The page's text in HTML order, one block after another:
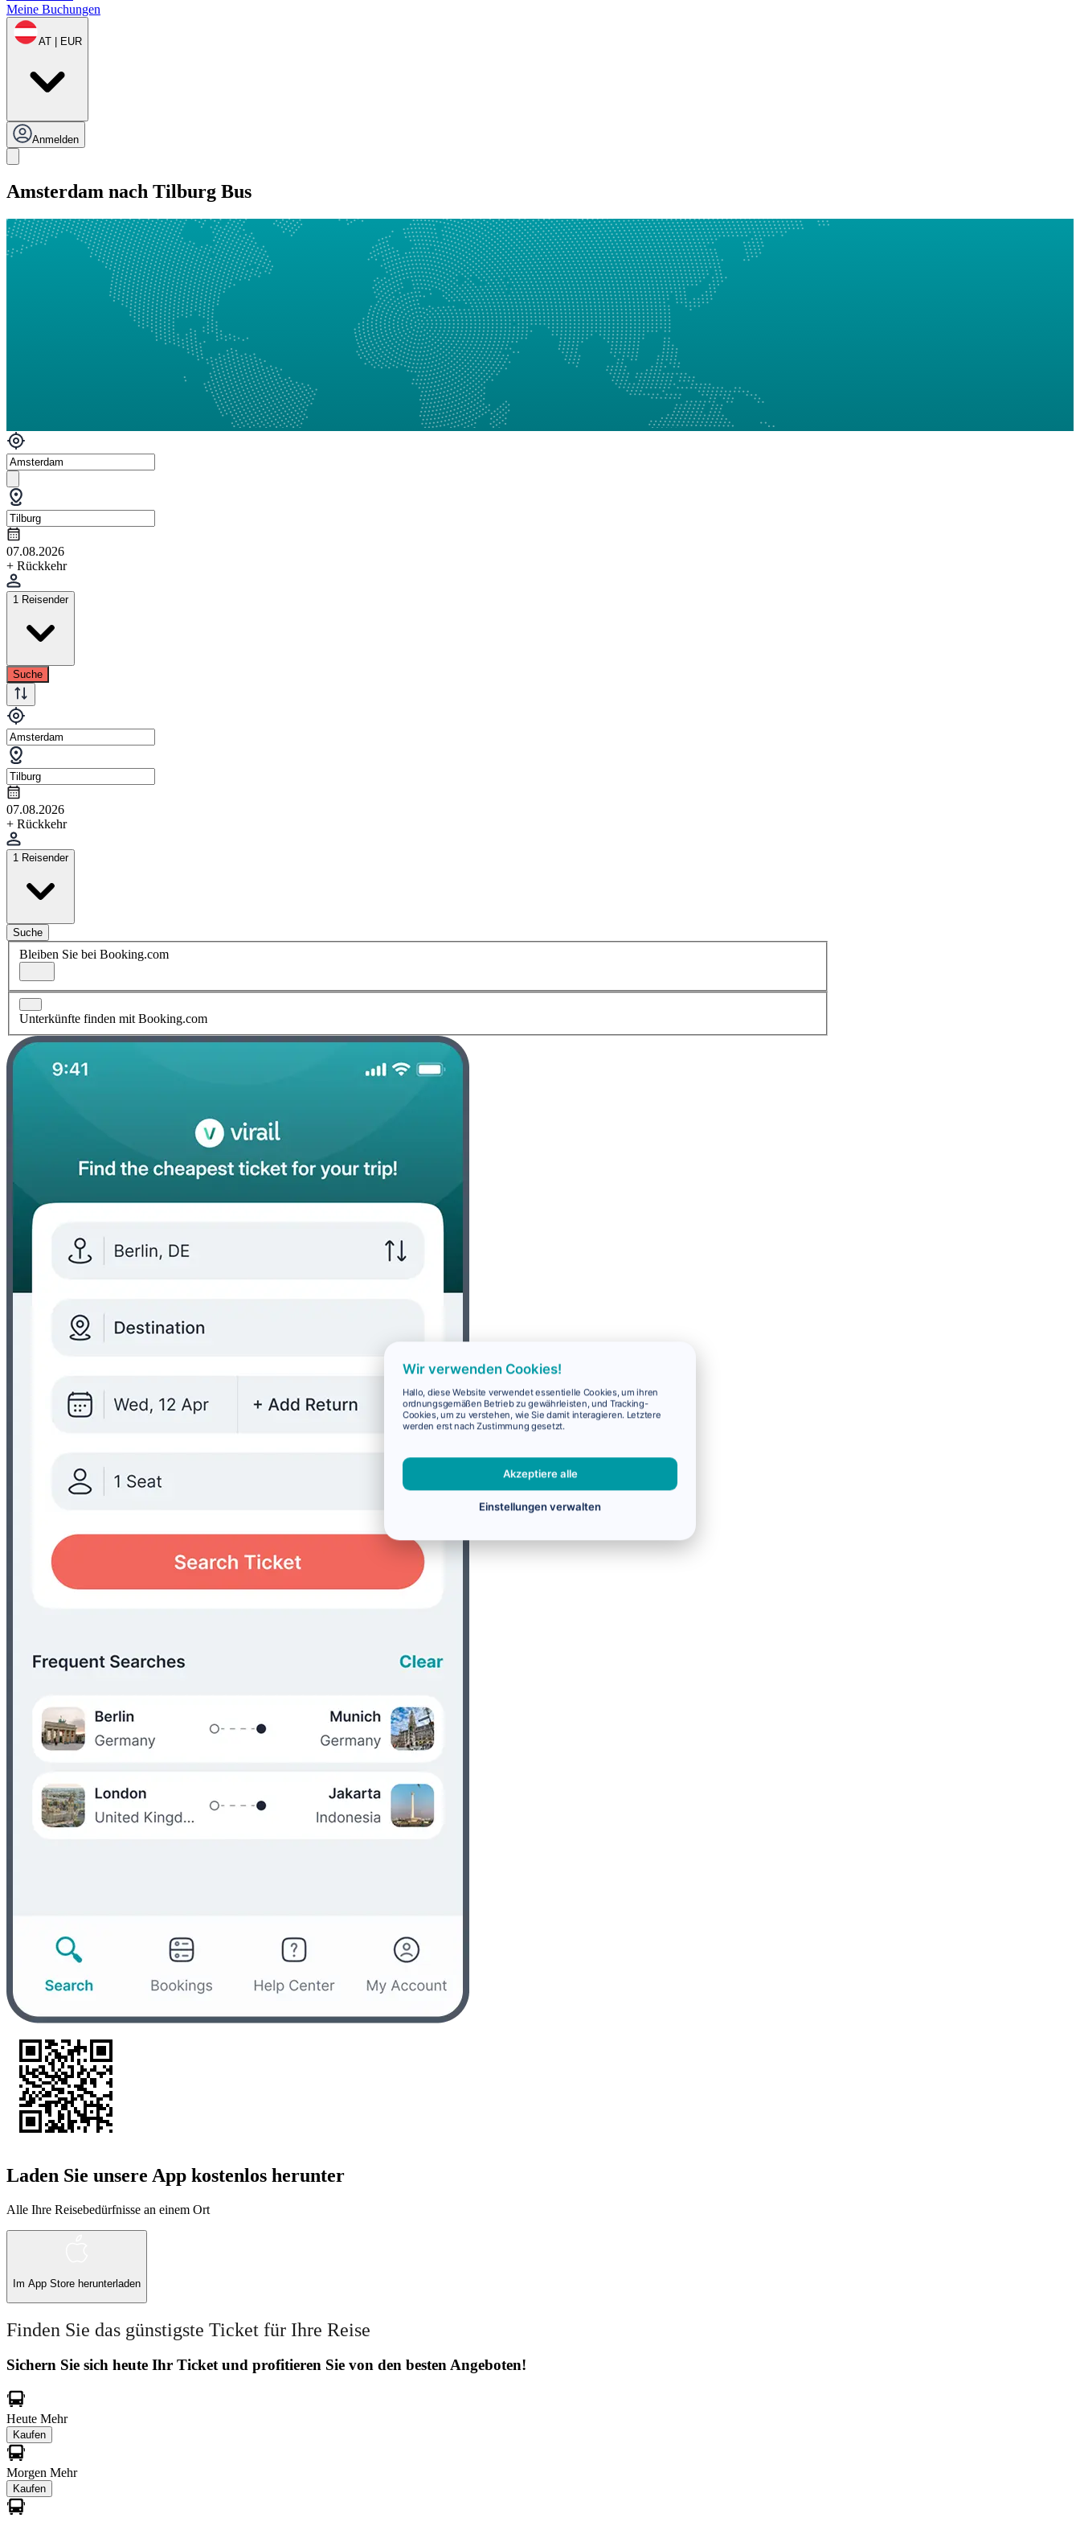
Meine Buchungen
AT | EUR
Anmelden
Amsterdam nach Tilburg Bus
07.08.2026
+ Rückkehr
1 Reisender
Suche
07.08.2026
+ Rückkehr
1 Reisender
Suche
Bleiben Sie bei Booking.com
Unterkünfte finden mit Booking.com
Laden Sie unsere App kostenlos herunter
Alle Ihre Reisebedürfnisse an einem Ort
Im App Store herunterladen
Finden Sie das günstigste Ticket für Ihre Reise
Sichern Sie sich heute Ihr Ticket und profitieren Sie von den besten Angeboten!
Heute Mehr
Kaufen
Morgen Mehr
Kaufen
Wir verwenden Cookies!
Hallo, diese Website verwendet essentielle Cookies, um ihren
ordnungsgemäßen Betrieb zu gewährleisten, und Tracking-
Cookies, um zu verstehen, wie Sie damit interagieren. Letztere
werden erst nach Zustimmung gesetzt.
Akzeptiere alle
Einstellungen verwalten